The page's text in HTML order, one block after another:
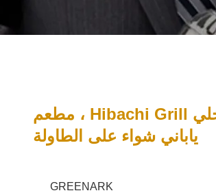
8 مقعد مستطيل داخلي Hibachi Grill ، مطعم
ياباني شواء على الطاولة
GREENARK